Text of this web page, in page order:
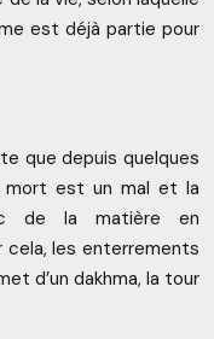
est déjà partie pour
que depuis quelques
mort est un mal et la
de la matière en
les enterrements
d’un dakhma, la tour